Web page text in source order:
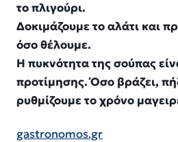
το πλιγούρι.
Δοκιμάζουμε το αλάτι και
όσο θέλουμε.
Η πυκνότητα της σούπας
προτίμησης. Όσο βράζει,
ρυθμίζουμε το χρόνο
gastronomos.gr